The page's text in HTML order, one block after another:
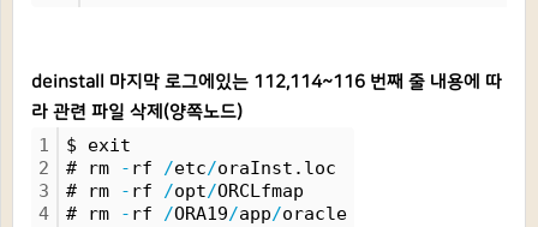
deinstall 마지막 로그에있는 112,114~116 번째 줄 내용에 따
라 관련 파일 삭제(양쪽노드)
1
2
3
4
$ exit
# rm
- rf /etc/oraInst.loc
# rm
- rf /opt/ORCLfmap
# rm
- rf /ORA19/app/oracle